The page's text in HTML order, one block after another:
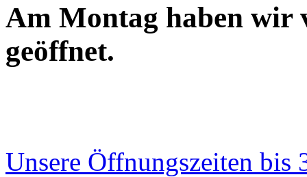
Am Montag haben wir
geöffnet.
Unsere Öffnungszeiten bis